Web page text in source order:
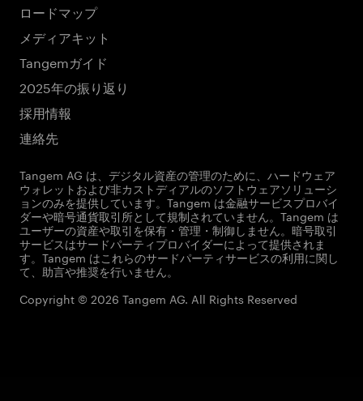
ロードマップ
メディアキット
Tangemガイド
2025年の振り返り
採用情報
連絡先
Tangem AG は、デジタル資産の管理のために、ハードウェア
ウォレットおよび非カストディアルのソフトウェアソリューシ
ョンのみを提供しています。Tangem は金融サービスプロバイ
ダーや暗号通貨取引所として規制されていません。Tangem は
ユーザーの資産や取引を保有・管理・制御しません。暗号取引
サービスはサードパーティプロバイダーによって提供されま
す。Tangem はこれらのサードパーティサービスの利用に関し
て、助言や推奨を行いません。